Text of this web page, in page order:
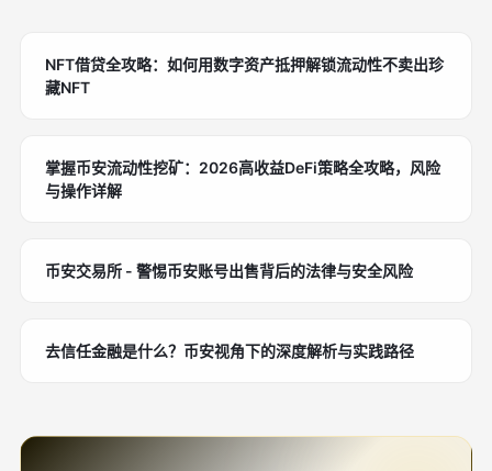
NFT借贷全攻略：如何用数字资产抵押解锁流动性不卖出珍
藏NFT
掌握币安流动性挖矿：2026高收益DeFi策略全攻略，风险
与操作详解
币安交易所 - 警惕币安账号出售背后的法律与安全风险
去信任金融是什么？币安视角下的深度解析与实践路径